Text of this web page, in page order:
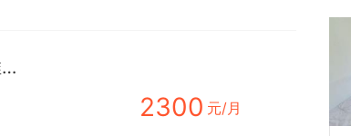
亚运村 北辰新空间 精装修次卧室转租 两千多就租 超级推荐！
2300 元/月